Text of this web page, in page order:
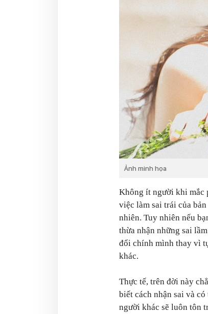
Ảnh minh họa
Không ít người khi mắc
việc làm sai trái của
nhiên. Tuy nhiên nếu
thừa nhận những sai
đổi chính mình thay vì
khác.
Thực tế, trên đời này
biết cách nhận sai và
người khác sẽ luôn tôn